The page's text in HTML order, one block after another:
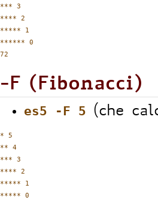
*** 3
**** 2
***** 1
****** 0
-F (Fibonacci)
es5 -F 5 (che
* 5
** 4
*** 3
**** 2
***** 1
***** 0